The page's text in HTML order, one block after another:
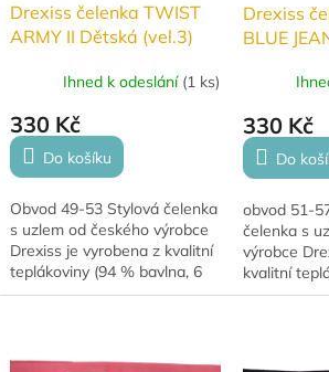
Drexiss čelenka TWIST
ARMY II Dětská (vel.3)
Ihned k odeslání (1 ks)
330 Kč
Do košíku
Obvod 49-53 Stylová čelenka
s uzlem od českého výrobce
Drexiss je vyrobena z kvalitní
teplákoviny (94 % bavlna, 6
% elastan). Díky uzlu lze
Drexiss
BLUE
330 Kč
Do
obvod 51-
čelenka s
výrobce
kvalitní
bavlna, 6 %